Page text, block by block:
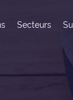
Secteurs